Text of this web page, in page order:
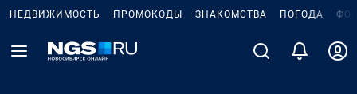
НЕДВИЖИМОСТЬ ПРОМОКОДЫ ЗНАКОМСТВА ПОГОДА